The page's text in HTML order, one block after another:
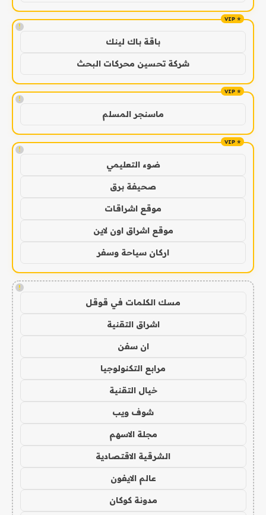
!
باقة باك لينك
شركة تحسين محركات البحث
!
ماسنجر المسلم
!
ضوء التعليمي
صحيفة برق
موقع اشراقات
موقع اشراق اون لاين
اركان سياحة وسفر
!
مسك الكلمات في قوقل
اشراق التقنية
ان سفن
مرابع التكنولوجيا
خيال التقنية
شوف ويب
مجلة الاسهم
الشرقية الاقتصادية
عالم الايفون
مدونة كوكان